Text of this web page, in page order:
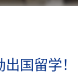
国留学！